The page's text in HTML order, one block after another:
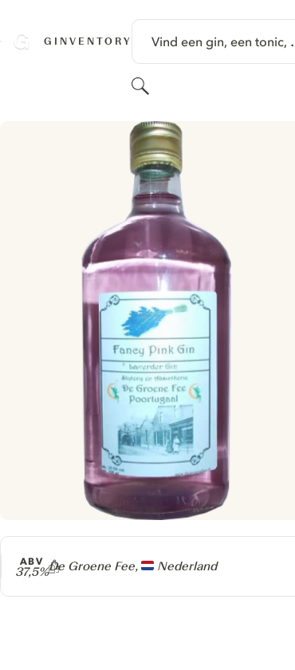
GINVENTORY Vind een gin, een tonic, …
Zoeken
Producer
De Groene Fee, Nederland
ABV
37,5%